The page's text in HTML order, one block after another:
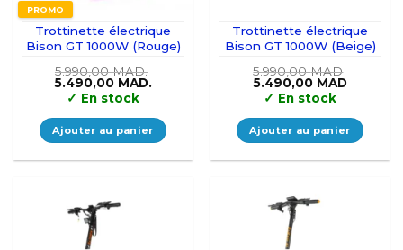
PROMO
Trottinette électrique
Bison GT 1000W (Rouge)
5.990,00MAD.
Le
prix
initial
était :
5.990,00 MAD..
5.490,00 MAD.Le
est :
5.490,00 MAD..
✓ En stock
Ajouter au panier
Trottinette électrique
Bison GT 1000W (Beige)
5.990,00MAD
Le
prix
initial
était :
5.990,00 MAD.
5.490,00 MADLe
est :
✓ En stock
Ajouter au panier